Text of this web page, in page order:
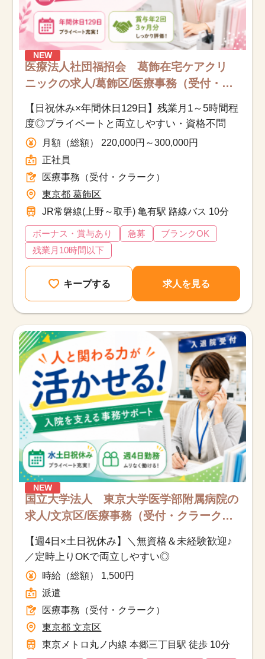
NEW
医療法人社団福招会 葛飾在宅ケアクリ
ニックの求人/葛飾区/医療事務（受付・ク
ラーク）/正社員
【日祝休み×年間休日129日】残業月1～5時間程
度◎プライベートと両立しやすい・資格不問
月額（総額） 220,000円～300,000円
正社員
医療事務（受付・クラーク）
東京都 葛飾区
JR常磐線(上野～取手) 亀有駅 路線バス 10分
ボーナス・賞与あり 急募
ブランクOK
残業月10時間以下
キープする 求人を見る
NEW
国立大学法人 東京大学医学部附属病院の
求人/文京区/医療事務（受付・クラーク）/
派遣
【週4日×土日祝休み】＼無資格＆未経験歓迎♪
／定時上りOKで両立しやすい◎
時給（総額） 1,500円
派遣
医療事務（受付・クラーク）
東京都 文京区
東京メトロ丸ノ内線 本郷三丁目駅 徒歩 10分